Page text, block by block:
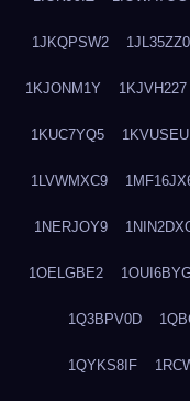
1JKQPSW2 1JL35ZZ0
1KJONM1Y 1KJVH227
1KUC7YQ5
1LVWMXC9
1NERJOY9
1OELGBE2
1Q3BPV0D
1QYKS8IF